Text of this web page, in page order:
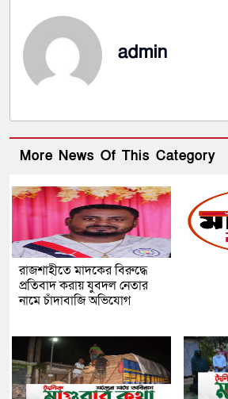
admin
More News Of This Category
রাজশাহীতে মাদকের বিরুদ্ধে
প্রতিবাদ করায় যুবদল নেতার
নামে চাঁদাবাজি অভিযোগ